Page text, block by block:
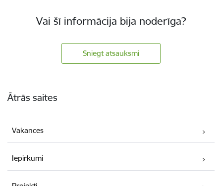
Vai šī informācija bija noderīga?
Sniegt atsauksmi
Ātrās saites
Vakances
Iepirkumi